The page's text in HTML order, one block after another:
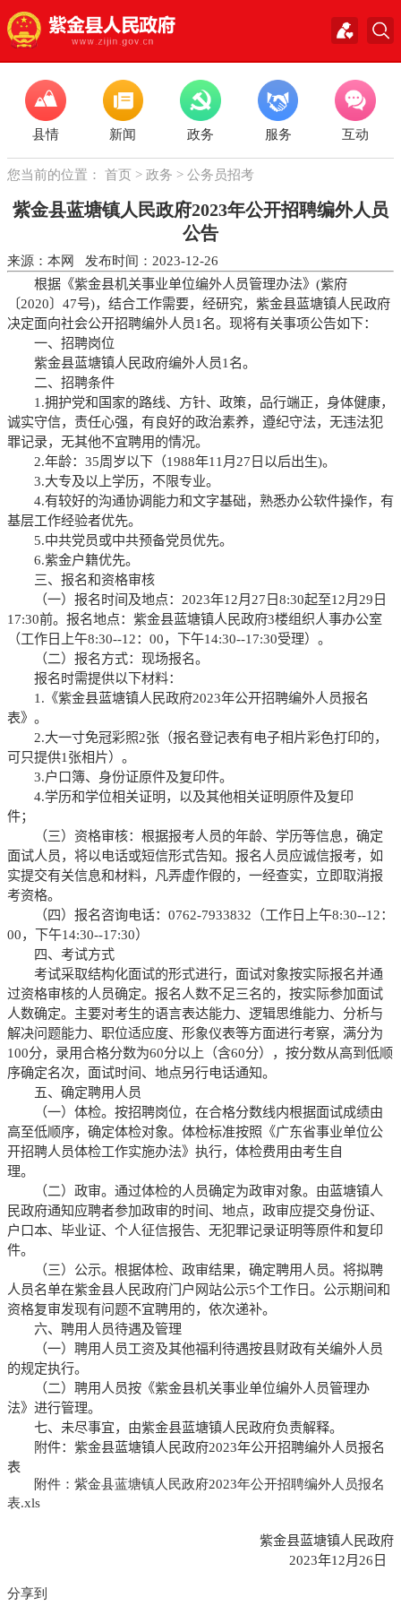
县情 新闻 政务 服务 互动
您当前的位置： 首页 > 政务 > 公务员招考
紫金县蓝塘镇人民政府2023年公开招聘编外人员
公告
来源：本网 发布时间：2023-12-26
根据《紫金县机关事业单位编外人员管理办法》 (紫府
〔2020〕 47号)，结合工作需要，经研究，紫金县蓝塘镇人民政府
决定面向社会公开招聘编外人员1 名。现将有关事项公告如下：
一、招聘岗位
紫金县蓝塘镇人民政府编外人员1 名。
二、招聘条件
1.拥护党和国家的路线、方针、政策，品行端正，身体健康，
诚实守信，责任心强，有良好的政治素养，遵纪守法，无违法犯
罪记录，无其他不宜聘用的情况。
2.年龄： 35周岁以下（1988年11 月 27 日以后出生)。
3.大专及以上学历，不限专业。
4.有较好的沟通协调能力和文字基础，熟悉办公软件操作，有
基层工作经验者优先。
5.中共党员或中共预备党员优先。
6.紫金户籍优先。
三、报名和资格审核
（一）报名时间及地点： 2023年12月 27 日8:30起至12月 29 日
17:30前。报名地点：紫金县蓝塘镇人民政府3楼组织人事办公室
（工作日上午8:30--12： 00，下午14:30--17:30受理）。
（二）报名方式：现场报名。
报名时需提供以下材料：
1. 《紫金县蓝塘镇人民政府2023年公开招聘编外人员报名
表》。
2.大一寸免冠彩照2张（报名登记表有电子相片彩色打印的，
可只提供1 张相片）。
3.户口簿、身份证原件及复印件。
4.学历和学位相关证明，以及其他相关证明原件及复印
件；
（三）资格审核：根据报考人员的年龄、学历等信息，确定
面试人员，将以电话或短信形式告知。报名人员应诚信报考，如
实提交有关信息和材料，凡弄虚作假的，一经查实，立即取消报
考资格。
（四）报名咨询电话： 0762-7933832 （工作日上午8:30--12：
00，下午14:30--17:30）
四、考试方式
考试采取结构化面试的形式进行，面试对象按实际报名并通
过资格审核的人员确定。报名人数不足三名的，按实际参加面试
人数确定。主要对考生的语言表达能力、逻辑思维能力、分析与
解决问题能力、职位适应度、形象仪表等方面进行考察，满分为
100分，录用合格分数为60分以上（含60分），按分数从高到低顺
序确定名次，面试时间、地点另行电话通知。
五、确定聘用人员
（一）体检。按招聘岗位，在合格分数线内根据面试成绩由
高至低顺序，确定体检对象。体检标准按照《广东省事业单位公
开招聘人员体检工作实施办法》执行，体检费用由考生自
理。
（二）政审。通过体检的人员确定为政审对象。由蓝塘镇人
民政府通知应聘者参加政审的时间、地点，政审应提交身份证、
户口本、毕业证、个人征信报告、无犯罪记录证明等原件和复印
件。
（三）公示。根据体检、政审结果，确定聘用人员。将拟聘
人员名单在紫金县人民政府门户网站公示5个工作日。公示期间和
资格复审发现有问题不宜聘用的，依次递补。
六、聘用人员待遇及管理
（一） 聘用人员工资及其他福利待遇按县财政有关编外人员
的规定执行。
（二） 聘用人员按《紫金县机关事业单位编外人员管理办
法》进行管理。
七、未尽事宜，由紫金县蓝塘镇人民政府负责解释。
附件：紫金县蓝塘镇人民政府2023年公开招聘编外人员报名
表
附件：紫金县蓝塘镇人民政府2023年公开招聘编外人员报名
表.xls
紫金县蓝塘镇人民政府
2023年12月 26 日
分享到